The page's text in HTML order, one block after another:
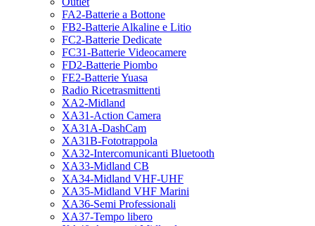
FA2-Batterie a Bottone
FB2-Batterie Alkaline e Litio
FC2-Batterie Dedicate
FC31-Batterie Videocamere
FD2-Batterie Piombo
FE2-Batterie Yuasa
Radio Ricetrasmittenti
XA2-Midland
XA31-Action Camera
XA31A-DashCam
XA31B-Fototrappola
XA32-Intercomunicanti Bluetooth
XA33-Midland CB
XA34-Midland VHF-UHF
XA35-Midland VHF Marini
XA36-Semi Professionali
XA37-Tempo libero